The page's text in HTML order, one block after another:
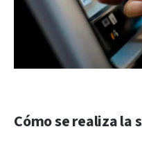
Cómo se realiza la